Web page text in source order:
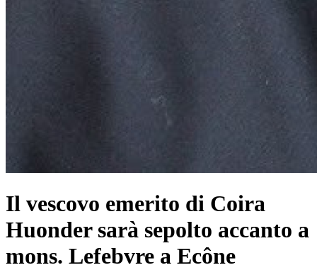
Il vescovo emerito di Coira
Huonder sarà sepolto accanto a
mons. Lefebvre a Ecône